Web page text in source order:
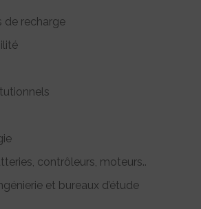
de recharge
contrôleurs, moteurs..
et bureaux d’étude